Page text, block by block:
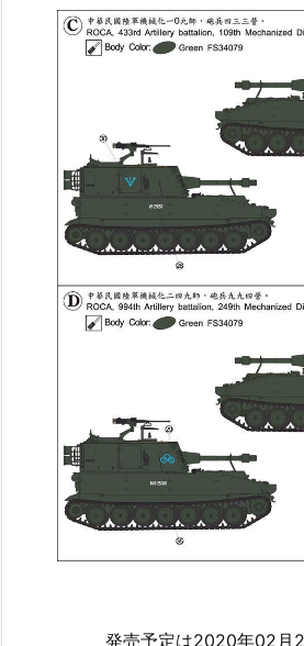
発売予定は2020年02月